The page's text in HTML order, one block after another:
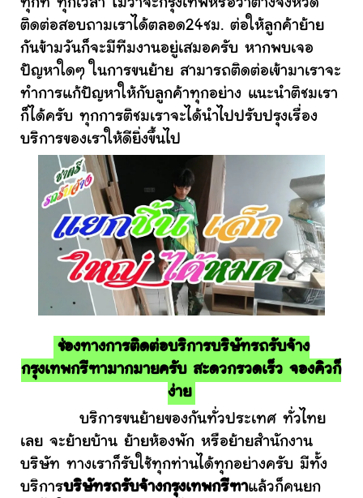
ทุกที่ ทุกเวลา ไม่ว่าจะกรุงเทพหรือว่าต่างจังหวัด
ติดต่อสอบถามเราได้ตลอด24ชม. ต่อให้ลูกค้าย้าย
กันข้ามวันก็จะมีทีมงานอยู่เสมอครับ หากพบเจอ
ปัญหาใดๆ ในการขนย้าย สามารถติดต่อเข้ามาเราจะ
ทำการแก้ปัญหาให้กับลูกค้าทุกอย่าง แนะนำติชมเรา
ก็ได้ครับ ทุกการติชมเราจะได้นำไปปรับปรุงเรื่อง
บริการของเราให้ดียิ่งขึ้นไป
ช่องทางการติดต่อบริการบริษัทรถรับจ้าง
กรุงเทพกรีฑามากมายครับ สะดวกรวดเร็ว จองคิวก็
ง่าย
บริการขนย้ายของกันทั่วประเทศ ทั่วไทย
เลย จะย้ายบ้าน ย้ายห้องพัก หรือย้ายสำนักงาน
บริษัท ทางเราก็รับใช้ทุกท่านได้ทุกอย่างครับ มีทั้ง
บริการบริษัทรถรับจ้างกรุงเทพกรีฑาแล้วก็คนยก